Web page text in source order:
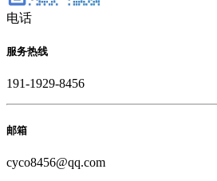
电话
服务热线
191-1929-8456
邮箱
cyco8456@qq.com